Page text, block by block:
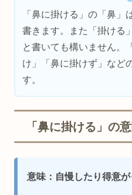
「鼻に掛ける」の「鼻」
書きます。また「掛ける
と書いても構いません。
け」「鼻に掛けず」など
す。
「鼻に掛ける」の
意味：自慢したり得意